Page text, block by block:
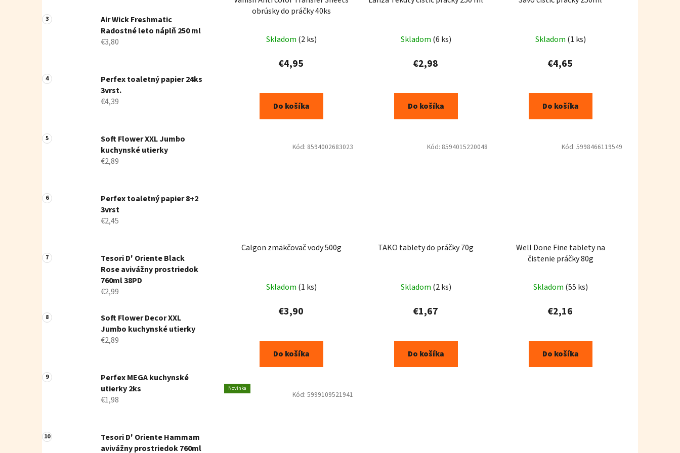
Air Wick Freshmatic
Radostné leto náplň 250 ml
€3,80
Perfex toaletný papier 24ks
3vrst.
€4,39
Soft Flower XXL Jumbo
kuchynské utierky
€2,89
Perfex toaletný papier 8+2
3vrst
€2,45
Tesori D' Oriente Black
Rose avivážny prostriedok
760ml 38PD
€2,99
Soft Flower Decor XXL
Jumbo kuchynské utierky
€2,89
Perfex MEGA kuchynské
utierky 2ks
€1,98
Tesori D' Oriente Hammam
avivážny prostriedok 760ml
obrúsky do práčky 40ks
Skladom (2 ks)
€4,95
Do košíka
Skladom (6 ks)
€2,98
Do košíka
Skladom (1 ks)
€4,65
Do košíka
Calgon zmäkčovač vody 500g
Skladom (1 ks)
€3,90
Do košíka
Kód: 8594002683023
TAKO tablety do práčky 70g
Skladom (2 ks)
€1,67
Do košíka
Kód: 8594015220048
Well Done Fine tablety na
čistenie práčky 80g
Skladom (55 ks)
€2,16
Do košíka
Kód: 5998466119549
Novinka
Kód: 5999109521941